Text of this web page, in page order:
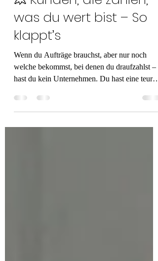
💥 Kunden, die zahlen,
was du wert bist – So
klappt’s
Wenn du Aufträge brauchst, aber nur noch
hast du kein Unternehmen. Du hast eine teure
Beschäftigungstherapie.